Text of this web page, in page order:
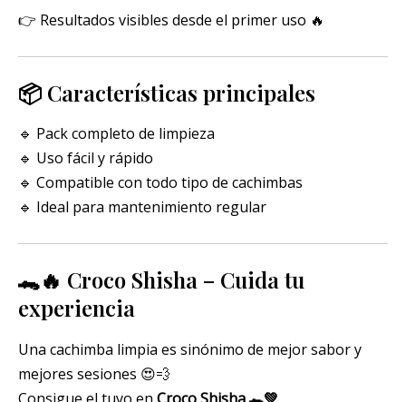
👉 Resultados visibles desde el primer uso 🔥
📦 Características principales
🔹 Pack completo de limpieza
🔹 Uso fácil y rápido
🔹 Compatible con todo tipo de cachimbas
🔹 Ideal para mantenimiento regular
🐊🔥 Croco Shisha – Cuida tu
experiencia
Una cachimba limpia es sinónimo de mejor sabor y
mejores sesiones 😍💨